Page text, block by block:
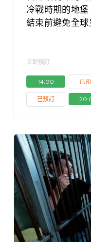
冷戰時期的地
結束前避免全球
立即預訂
14:00 已
已預訂